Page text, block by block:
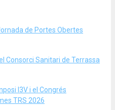
de Portes Obertes
Consorci Sanitari de Terrassa
I3V i el Congrés
TRS 2026